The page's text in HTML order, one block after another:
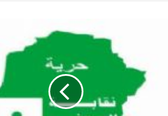
صحيفة (العلم)
في عيد الصحافة
الصحفيين